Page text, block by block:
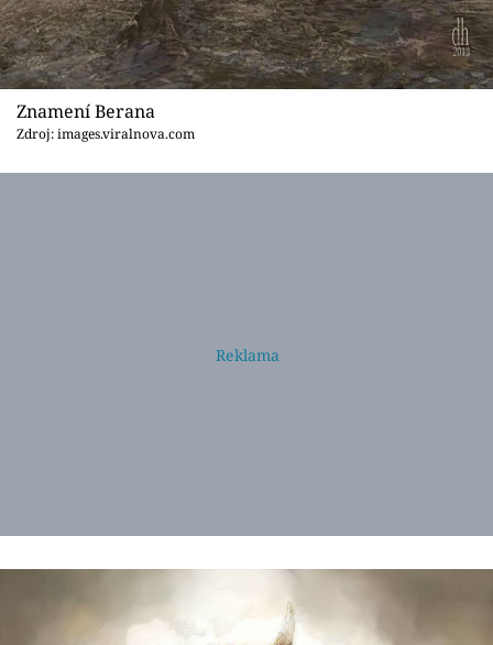
Znamení Berana
Zdroj: images.viralnova.com